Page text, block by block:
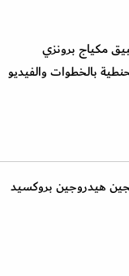
مكياج برونزي
بالخطوات والفيديو
هيدروجين بروكسيد